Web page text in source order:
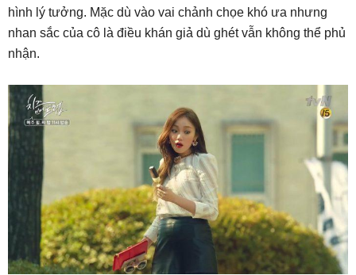
hình lý tưởng. Mặc dù vào vai chảnh chọe khó ưa nhưng
nhan sắc của cô là điều khán giả dù ghét vẫn không thể phủ
nhận.